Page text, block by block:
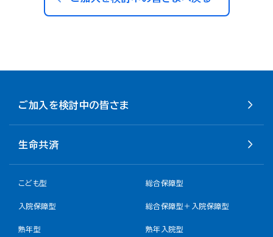
ご加入を検討中の皆さま
生命共済
こども型 総合保障型
入院保障型 総合保障型＋入院保障型
熟年型 熟年入院型